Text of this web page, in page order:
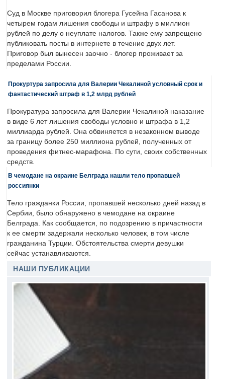
Суд в Москве приговорил блогера Гусейна Гасанова к
четырем годам лишения свободы и штрафу в миллион
рублей по делу о неуплате налогов. Также ему запрещено
публиковать посты в интернете в течение двух лет.
Приговор был вынесен заочно - блогер проживает за
пределами России.
Прокуртура запросила для Валерии Чекалиной условный срок и
фантастический штраф в 1,2 млрд рублей
Прокуратура запросила для Валерии Чекалиной наказание
в виде 6 лет лишения свободы условно и штрафа в 1,2
миллиарда рублей. Она обвиняется в незаконном выводе
за границу более 250 миллиона рублей, полученных от
проведения фитнес-марафона. По сути, своих собственных
средств.
В чемодане на окраине Белграда нашли тело пропавшей
россиянки
Тело гражданки России, пропавшей несколько дней назад в
Сербии, было обнаружено в чемодане на окраине
Белграда. Как сообщается, по подозрению в причастности
к ее смерти задержали несколько человек, в том числе
гражданина Турции. Обстоятельства смерти девушки
сейчас устанавливаются.
НАШИ ПУБЛИКАЦИИ